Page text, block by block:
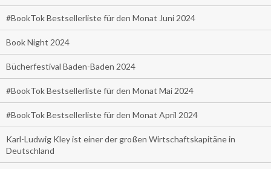
#BookTok Bestsellerliste für den Monat Juni 2024
Book Night 2024
Bücherfestival Baden-Baden 2024
#BookTok Bestsellerliste für den Monat Mai 2024
#BookTok Bestsellerliste für den Monat April 2024
Karl-Ludwig Kley ist einer der großen Wirtschaftskapitäne in
Deutschland